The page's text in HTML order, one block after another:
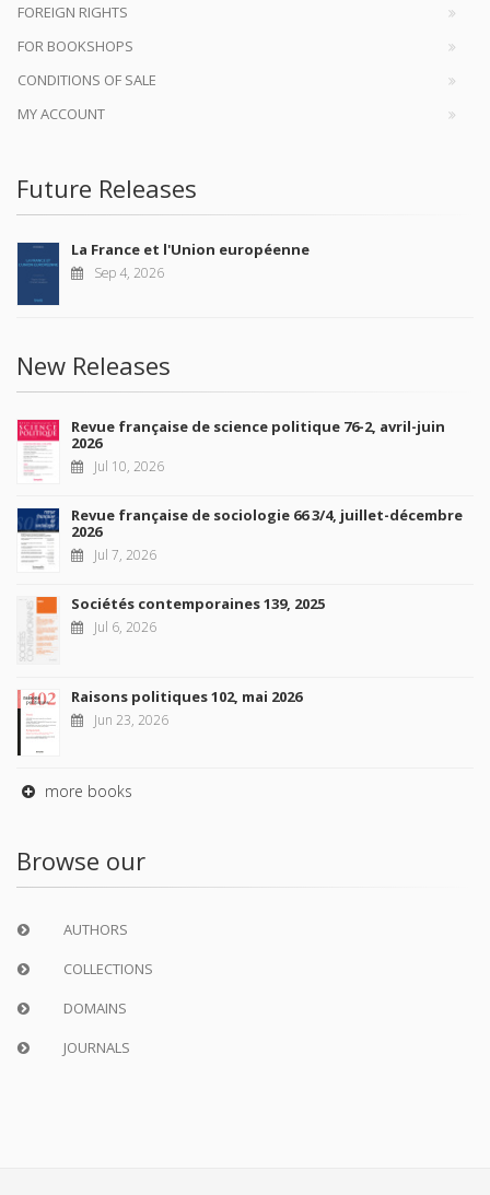
FOREIGN RIGHTS
FOR BOOKSHOPS
CONDITIONS OF SALE
MY ACCOUNT
Future Releases
La France et l'Union européenne
Sep 4, 2026
New Releases
Revue française de science politique 76-2, avril-juin
2026
Jul 10, 2026
Revue française de sociologie 66 3/4, juillet-décembre
2026
Jul 7, 2026
Sociétés contemporaines 139, 2025
Jul 6, 2026
Raisons politiques 102, mai 2026
Jun 23, 2026
more books
Browse our
AUTHORS
COLLECTIONS
DOMAINS
JOURNALS